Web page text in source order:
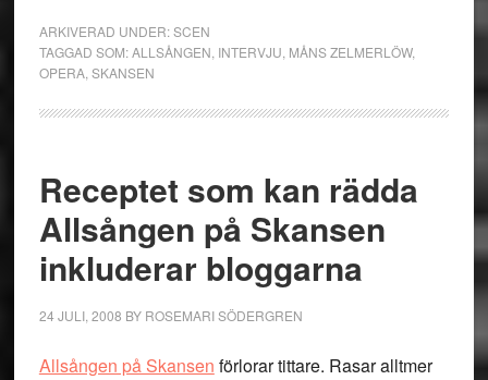
ARKIVERAD UNDER:SCEN
TAGGAD SOM:ALLSÅNGEN INTERVJU MÅNS ZELMERLÖW,
OPERA, SKANSEN
Receptet som kan rädda
Allsången på Skansen
inkluderar bloggarna
24 JULI, 2008 BY ROSEMARI SÖDERGREN
Allsången på Skansen förlorar tittare. Rasar alltmer